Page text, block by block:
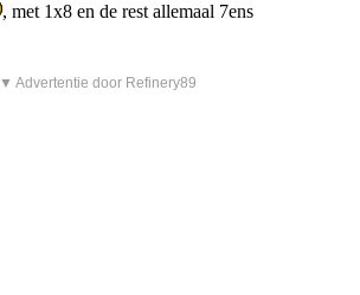
, met 1x8 en de rest allemaal 7ens
▼ Advertentie door Refinery89